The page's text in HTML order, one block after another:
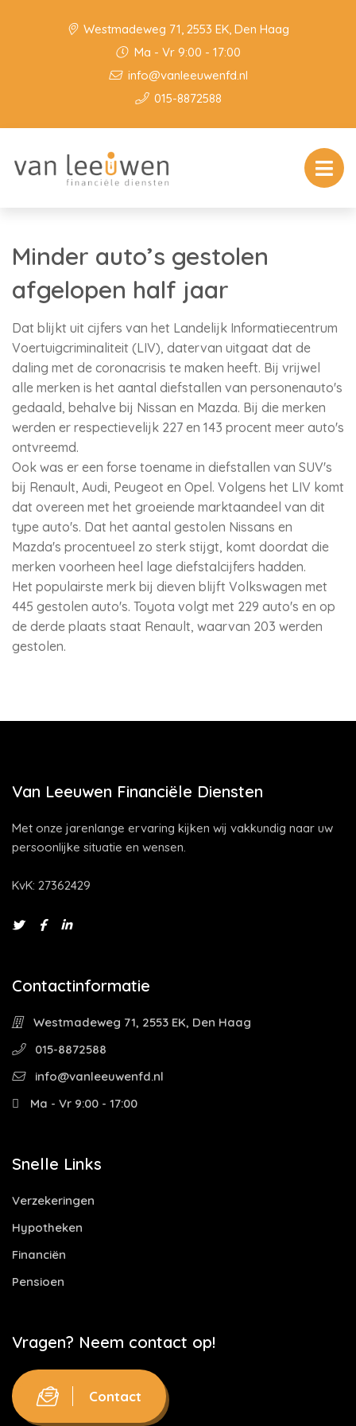
Westmadeweg 71, 2553 EK, Den Haag
Ma - Vr 9:00 - 17:00
info@vanleeuwenfd.nl
015-8872588
Minder auto’s gestolen
afgelopen half jaar
Dat blijkt uit cijfers van het Landelijk Informatiecentrum
Voertuigcriminaliteit (LIV), datervan uitgaat dat de
daling met de coronacrisis te maken heeft. Bij vrijwel
alle merken is het aantal diefstallen van personenauto's
gedaald, behalve bij Nissan en Mazda. Bij die merken
werden er respectievelijk 227 en 143 procent meer auto's
ontvreemd.
Ook was er een forse toename in diefstallen van SUV's
bij Renault, Audi, Peugeot en Opel. Volgens het LIV komt
dat overeen met het groeiende marktaandeel van dit
type auto's. Dat het aantal gestolen Nissans en
Mazda's procentueel zo sterk stijgt, komt doordat die
merken voorheen heel lage diefstalcijfers hadden.
Het populairste merk bij dieven blijft Volkswagen met
445 gestolen auto's. Toyota volgt met 229 auto's en op
de derde plaats staat Renault, waarvan 203 werden
gestolen.
Van Leeuwen Financiële Diensten
Met onze jarenlange ervaring kijken wij vakkundig naar uw
persoonlijke situatie en wensen.
KvK: 27362429
Contactinformatie
Westmadeweg 71, 2553 EK, Den Haag
015-8872588
info@vanleeuwenfd.nl
Ma - Vr 9:00 - 17:00
Snelle Links
Verzekeringen
Hypotheken
Financiën
Pensioen
Vragen? Neem contact op!
Contact